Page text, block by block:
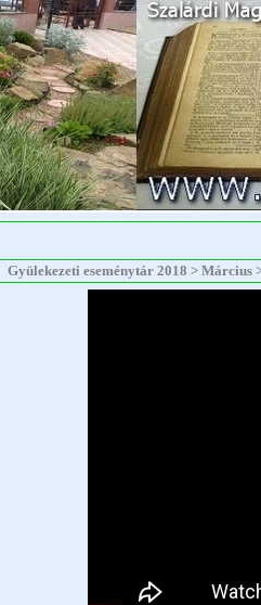
Gyülekezeti eseménytár 2018 > Március